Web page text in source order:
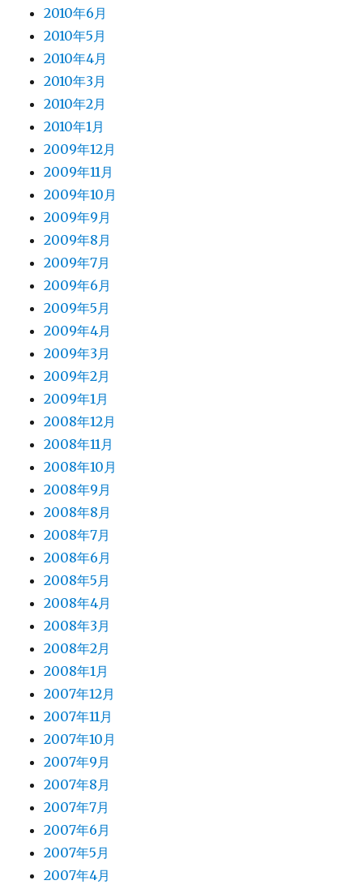
2010年6月
2010年5月
2010年4月
2010年3月
2010年2月
2010年1月
2009年12月
2009年11月
2009年10月
2009年9月
2009年8月
2009年7月
2009年6月
2009年5月
2009年4月
2009年3月
2009年2月
2009年1月
2008年12月
2008年11月
2008年10月
2008年9月
2008年8月
2008年7月
2008年6月
2008年5月
2008年4月
2008年3月
2008年2月
2008年1月
2007年12月
2007年11月
2007年10月
2007年9月
2007年8月
2007年7月
2007年6月
2007年5月
2007年4月